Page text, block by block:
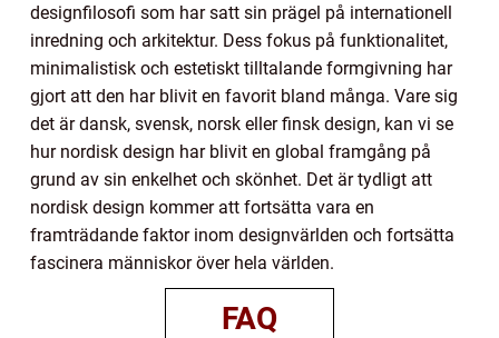
designfilosofi som har satt sin prägel på internationell
inredning och arkitektur. Dess fokus på funktionalitet,
minimalistisk och estetiskt tilltalande formgivning har
gjort att den har blivit en favorit bland många. Vare sig
det är dansk, svensk, norsk eller finsk design, kan vi se
hur nordisk design har blivit en global framgång på
grund av sin enkelhet och skönhet. Det är tydligt att
nordisk design kommer att fortsätta vara en
framträdande faktor inom designvärlden och fortsätta
fascinera människor över hela världen.
FAQ